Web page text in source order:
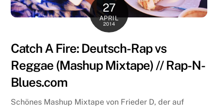
27
APRIL
2014
Catch A Fire: Deutsch-Rap vs
Reggae (Mashup Mixtape) // Rap-N-
Blues.com
Schönes Mashup Mixtape von Frieder D, der auf